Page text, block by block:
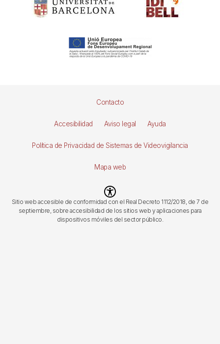
Contacto
Accesibilidad Aviso legal Ayuda
Política de Privacidad de Sistemas de Videovigilancia
Mapa web
Imagen
Sitio web accesible de conformidad con el Real Decreto 1112/2018, de 7 de
septiembre, sobre accesibilidad de los sitios web y aplicaciones para
dispositivos móviles del sector público.